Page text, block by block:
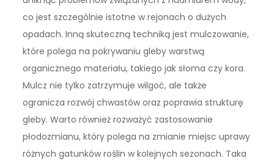
co jest szczególnie istotne w rejonach o dużych
opadach. Inną skuteczną techniką jest mulczowanie,
które polega na pokrywaniu gleby warstwą
organicznego materiału, takiego jak słoma czy kora.
Mulcz nie tylko zatrzymuje wilgoć, ale także
ogranicza rozwój chwastów oraz poprawia strukturę
gleby. Warto również rozważyć zastosowanie
płodozmianu, który polega na zmianie miejsc uprawy
różnych gatunków roślin w kolejnych sezonach. Taka